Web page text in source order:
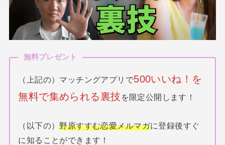
無料プレゼント
（上記の）マッチングアプリで500いいね！を
無料で集められる裏技 を限定公開します！
（以下の）野原すすむ恋愛メルマガに登録後すぐ
に知ることができます！